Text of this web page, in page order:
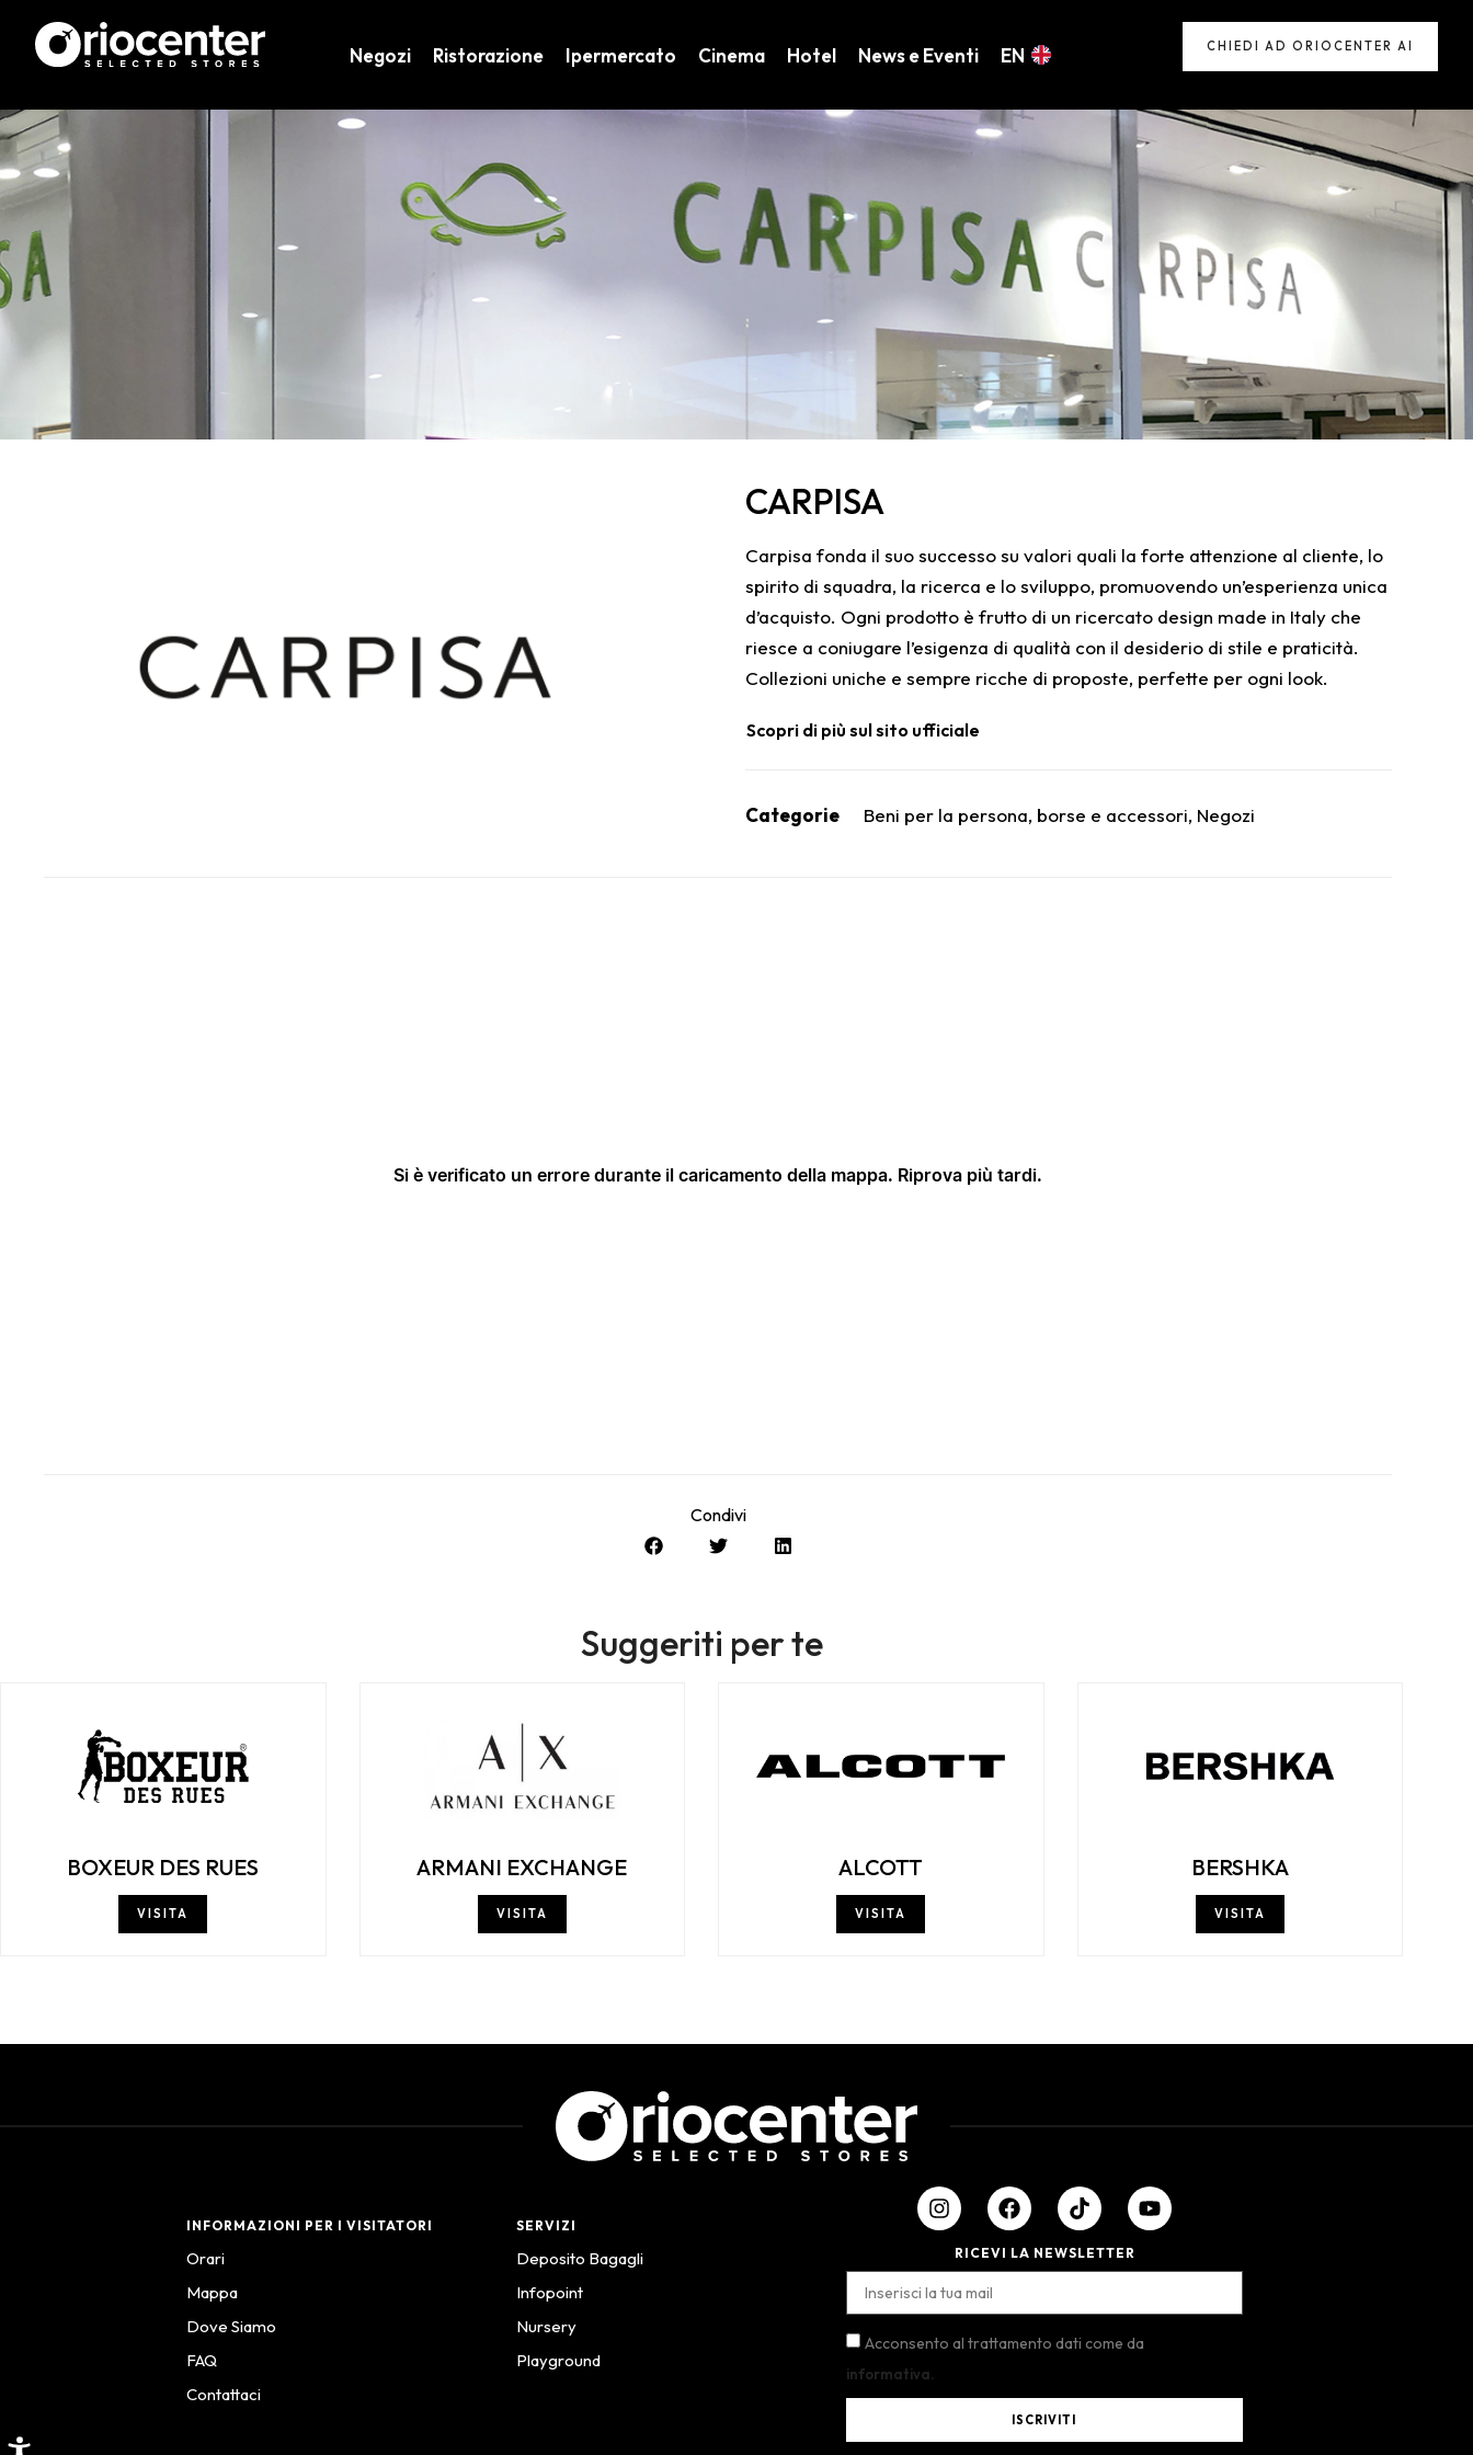
Negozi Ristorazione Ipermercato Cinema Hotel News e Eventi EN CHIEDI AD ORIOCENTER AI
CARPISA
Carpisa fonda il suo successo su valori quali la forte attenzione al cliente, lo
spirito di squadra, la ricerca e lo sviluppo, promuovendo un’esperienza unica
d’acquisto. Ogni prodotto è frutto di un ricercato design made in Italy che
riesce a coniugare l’esigenza di qualità con il desiderio di stile e praticità.
Collezioni uniche e sempre ricche di proposte, perfette per ogni look.
Scopri di più sul sito ufficiale
Categorie Beni per la persona, borse e accessori, Negozi
Condivi
Suggeriti per te
BOXEUR DES RUES
VISITA
ARMANI EXCHANGE
VISITA
ALCOTT
VISITA
BERSHKA
VISITA
INFORMAZIONI PER I VISITATORI
Orari
Mappa
Dove Siamo
FAQ
Contattaci
SERVIZI
Deposito Bagagli
Infopoint
Nursery
Playground
RICEVI LA NEWSLETTER
Acconsento al trattamento dati come da
informativa.
ISCRIVITI